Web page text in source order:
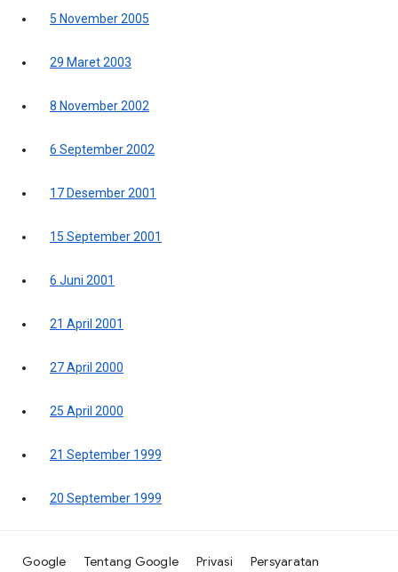
5 November 2005
29 Maret 2003
8 November 2002
6 September 2002
17 Desember 2001
15 September 2001
6 Juni 2001
21 April 2001
27 April 2000
25 April 2000
21 September 1999
20 September 1999
Google Tentang Google Privasi Persyaratan